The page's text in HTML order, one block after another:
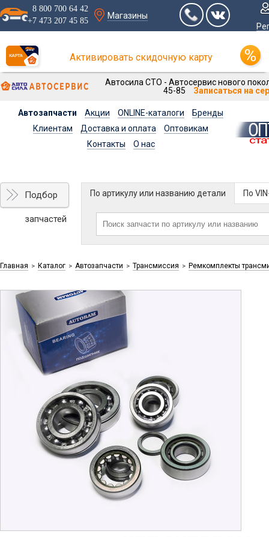
8 800 700 64 42
+7 473 207 45 85
Магазины
Активировать скидочную карту
Автосила СТО - Автосервис нового
45-85
Записаться на
Автозапчасти Акции ONLINE-каталоги
Бренды
Клиентам
Доставка и оплата
Оптовикам
Контакты
О нас
Подбор
запчастей
По артикулу или названию детали По
Главная > Каталог > Автозапчасти > Трансмиссия > Ремкомплекты